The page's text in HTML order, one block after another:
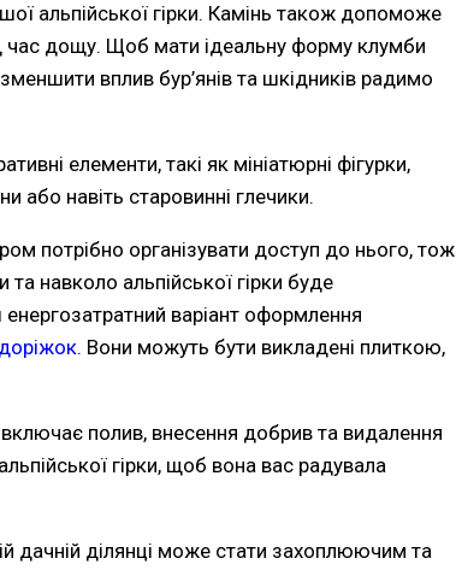
альпійської гірки. Камінь також допоможе
час дощу. Щоб мати ідеальну форму клумби
вплив бур’янів та шкідників радимо
елементи, такі як мініатюрні фігурки,
або навіть старовинні глечики.
потрібно організувати доступ до нього, тож
навколо альпійської гірки буде
варіант оформлення
. Вони можуть бути викладені плиткою,
полив, внесення добрив та видалення
гірки, щоб вона вас радувала
дачній ділянці може стати захоплюючим та